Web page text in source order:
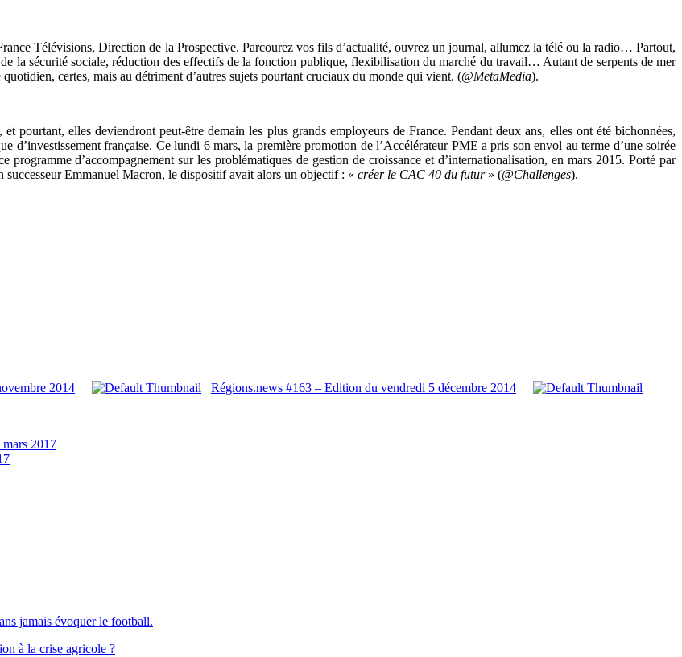
Télévisions, Direction de la Prospective. Parcourez vos fils d’actualité, ouvrez un journal, allumez la télé ou la radio… Partout,
la sécurité sociale, réduction des effectifs de la fonction publique, flexibilisation du marché du travail… Autant de serpents de mer
certes, mais au détriment d’autres sujets pourtant cruciaux du monde qui vient. (@MetaMedia).
et pourtant, elles deviendront peut-être demain les plus grands employeurs de France. Pendant deux ans, elles ont été bichonnées,
d’investissement française. Ce lundi 6 mars, la première promotion de l’Accélérateur PME a pris son envol au terme d’une soirée
d’accompagnement sur les problématiques de gestion de croissance et d’internationalisation, en mars 2015. Porté par
Emmanuel Macron, le dispositif avait alors un objectif : « créer le CAC 40 du futur» (@Challenges).
2014
Régions.news #163 – Edition du vendredi 5 décembre 2014
mars 2017
jamais évoquer le football.
à la crise agricole ?